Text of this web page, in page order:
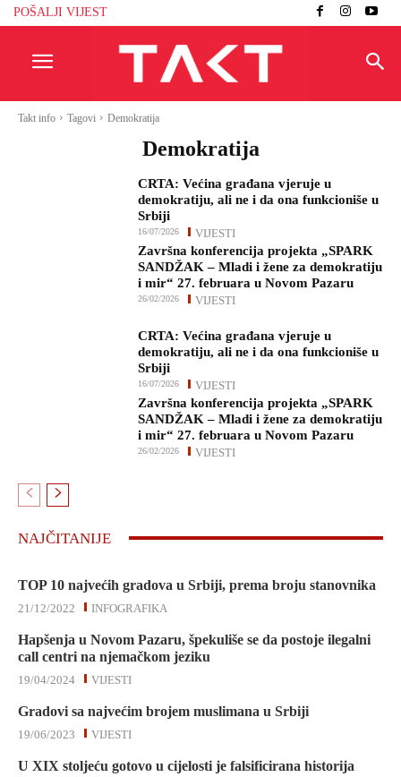
POŠALJI VIJEST
Takt info Tagovi Demokratija
Demokratija
CRTA: Većina građana vjeruje u
demokratiju, ali ne i da ona funkcioniše u
Srbiji
VIJESTI
16/07/2026
Završna konferencija projekta „SPARK
SANDŽAK – Mladi i žene za demokratiju
i mir“ 27. februara u Novom Pazaru
VIJESTI
26/02/2026
CRTA: Većina građana vjeruje u
demokratiju, ali ne i da ona funkcioniše u
Srbiji
VIJESTI
16/07/2026
Završna konferencija projekta „SPARK
SANDŽAK – Mladi i žene za demokratiju
i mir“ 27. februara u Novom Pazaru
VIJESTI
26/02/2026
NAJČITANIJE
TOP 10 najvećih gradova u Srbiji, prema broju stanovnika
INFOGRAFIKA
21/12/2022
Hapšenja u Novom Pazaru, špekuliše se da postoje ilegalni
call centri na njemačkom jeziku
VIJESTI
19/04/2024
Gradovi sa najvećim brojem muslimana u Srbiji
VIJESTI
19/06/2023
U XIX stoljeću gotovo u cijelosti je falsificirana historija